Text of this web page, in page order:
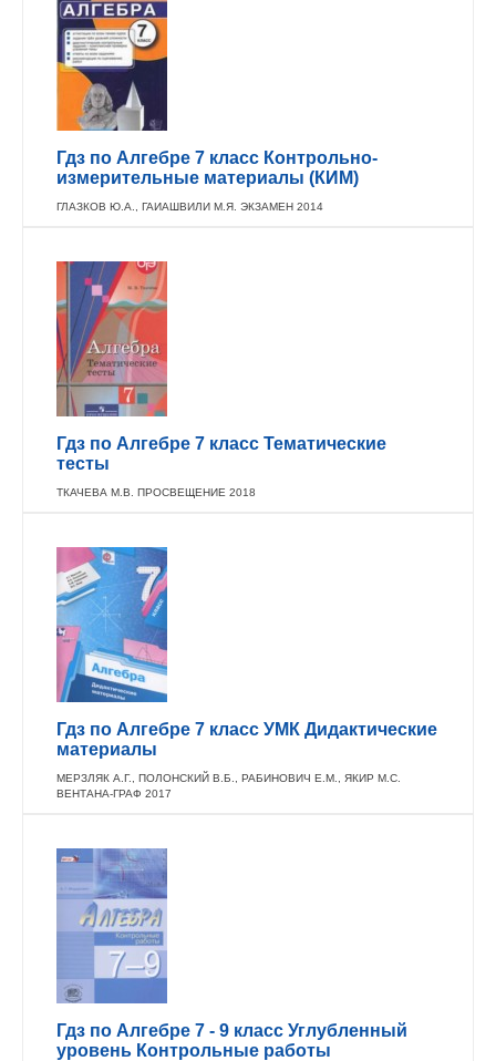
Гдз по Алгебре 7 класс Контрольно-
измерительные материалы (КИМ)
ГЛАЗКОВ Ю.А., ГАИАШВИЛИ М.Я. ЭКЗАМЕН 2014
Гдз по Алгебре 7 класс Тематические
тесты
ТКАЧЕВА М.В. ПРОСВЕЩЕНИЕ 2018
Гдз по Алгебре 7 класс УМК Дидактические
материалы
МЕРЗЛЯК А.Г., ПОЛОНСКИЙ В.Б., РАБИНОВИЧ Е.М., ЯКИР М.С.
ВЕНТАНА-ГРАФ 2017
Гдз по Алгебре 7 - 9 класс Углубленный
уровень Контрольные работы